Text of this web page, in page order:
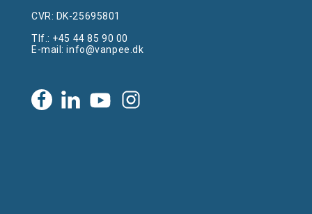
CVR: DK-25695801
Tlf.: +45 44 85 90 00
E-mail:info@vanpee.dk